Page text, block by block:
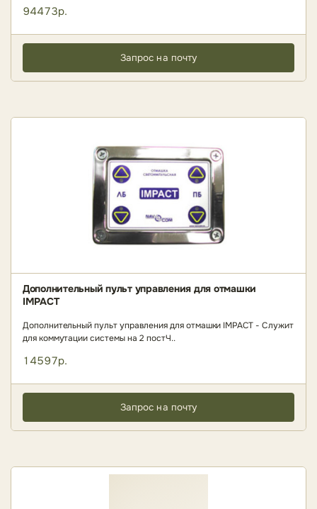
94473р.
Запрос на почту
Дополнительный пульт управления для отмашки
IMPACT
Дополнительный пульт управления для отмашки IMPACT - Служит
для коммутации системы на 2 постЧ..
14597р.
Запрос на почту